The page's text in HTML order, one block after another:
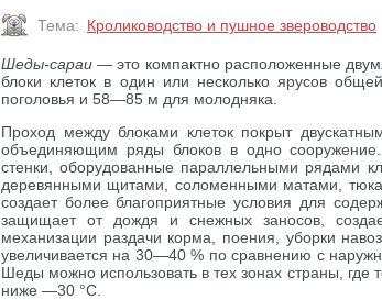
Тема: Кролиководство и пушное звероводство
Шеды-сараи — это компактно расположенные
блоки клеток в один или несколько ярусов
поголовья и 58—85 м для молодняка.
Проход между блоками клеток покрыт
объединяющим ряды блоков в одно сооружение.
стенки, оборудованные параллельными рядами
деревянными щитами, соломенными матами,
создает более благоприятные условия для
защищает от дождя и снежных заносов,
механизации раздачи корма, поения, уборки
увеличивается на 30—40 % по сравнению с
Шеды можно использовать в тех зонах страны, где
ниже —30 °С.